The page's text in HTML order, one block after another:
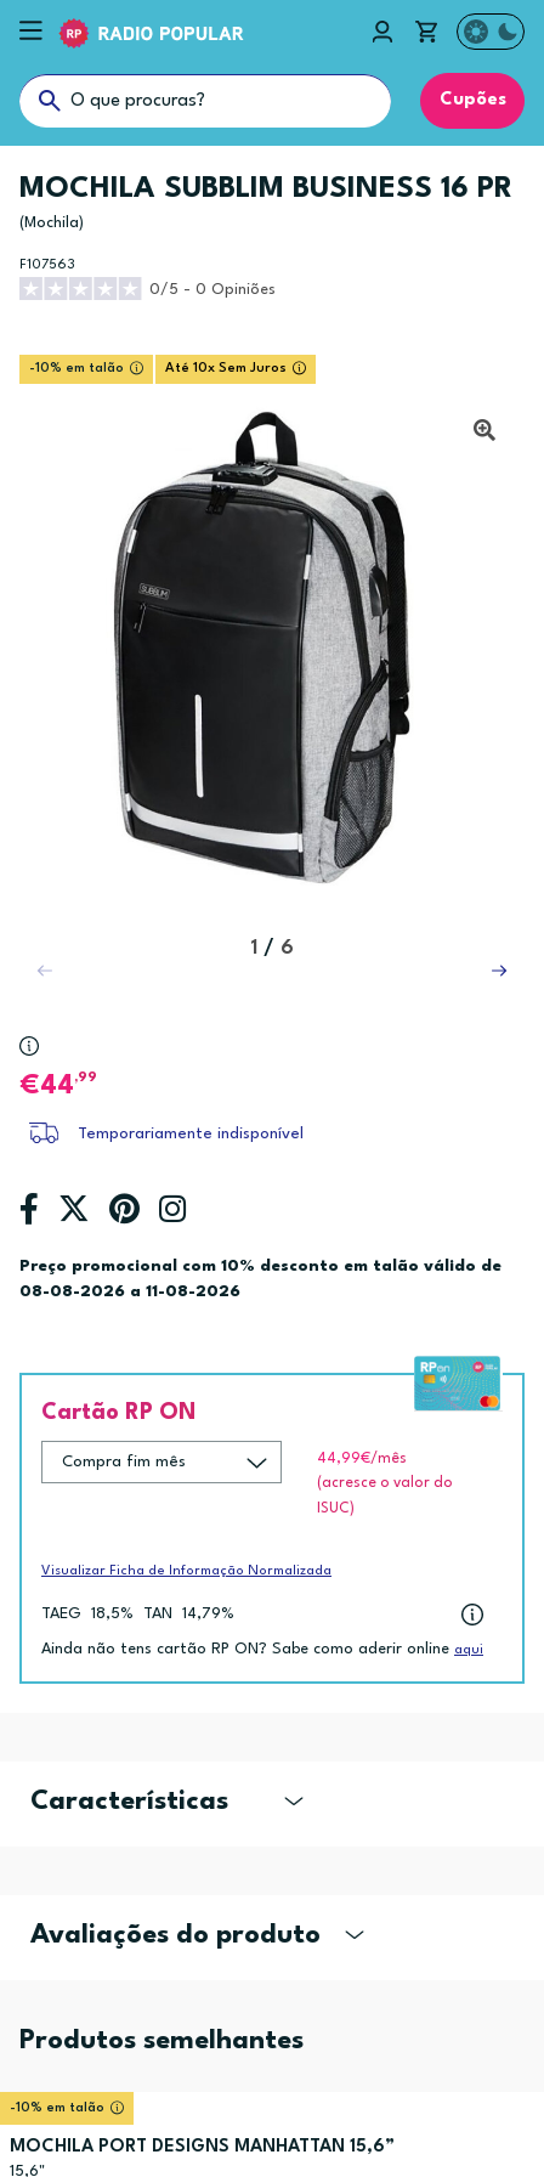
Cupões
MOCHILA SUBBLIM BUSINESS 16 PR
(Mochila)
F107563
0/5 - 0 Opiniões
-10% em talão Até 10x Sem Juros
1 / 6
44,99
Temporariamente indisponível
Preço promocional com 10% desconto em talão válido de
08-08-2026 a 11-08-2026
Cartão RP ON
44,99€/mês
(acresce o valor do
ISUC)
Visualizar Ficha de Informação Normalizada
TAEG 18,5% TAN 14,79%
Ainda não tens cartão RP ON? Sabe como aderir online aqui
Características
Avaliações do produto
Produtos semelhantes
-10% em talão
MOCHILA PORT DESIGNS MANHATTAN 15,6”
15,6"